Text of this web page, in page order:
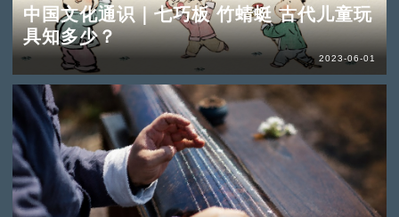
中国文化通识｜七巧板 竹蜻蜓 古代儿童玩
具知多少？
2023-06-01